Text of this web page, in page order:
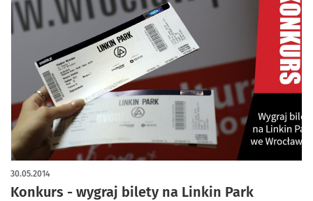
Konkurs - wygraj bilety na Linkin Park
30.05.2014